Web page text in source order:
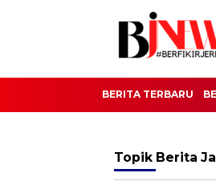
BERITA TERBARU
Topik Berita